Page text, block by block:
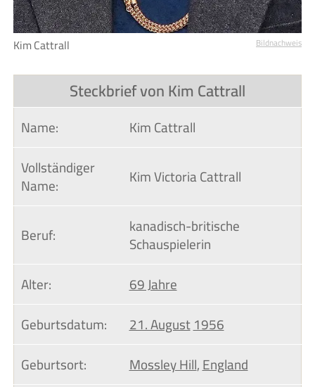
Kim Cattrall Bildnachweis
Steckbrief von Kim Cattrall
Name:
Kim Cattrall
Vollständiger
Name: Kim Victoria Cattrall
Beruf: kanadisch-britische
Schauspielerin
Alter:
69 Jahre
Geburtsdatum:
21. August1956
Geburtsort:
Mossley Hill,England